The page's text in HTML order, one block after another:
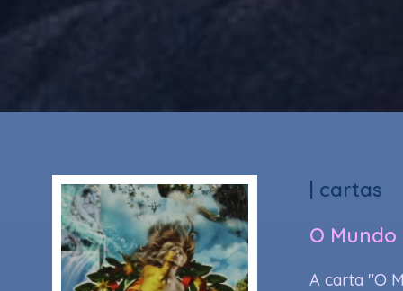
cartas
O Mundo
A carta "O